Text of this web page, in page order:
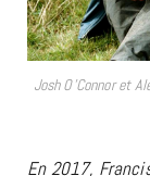
Josh O’Connor et
En 2017,